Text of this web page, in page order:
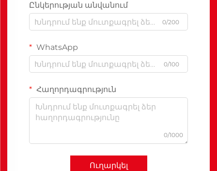
Ընկերության անվանում
0/200
WhatsApp
0/100
Հաղորդագրություն
0/1000
Ուղարկել